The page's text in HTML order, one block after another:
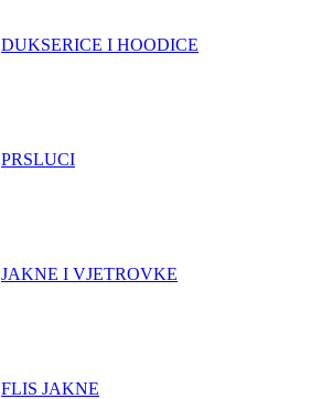
DUKSERICE I HOODICE
PRSLUCI
JAKNE I VJETROVKE
FLIS JAKNE